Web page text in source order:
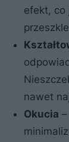
efekt, co
nawet
Okucia